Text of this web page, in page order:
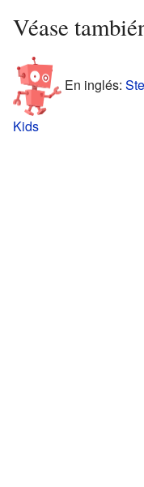
Véase
En inglés:
Kids